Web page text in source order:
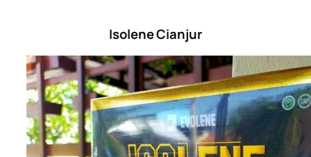
Isolene Cianjur